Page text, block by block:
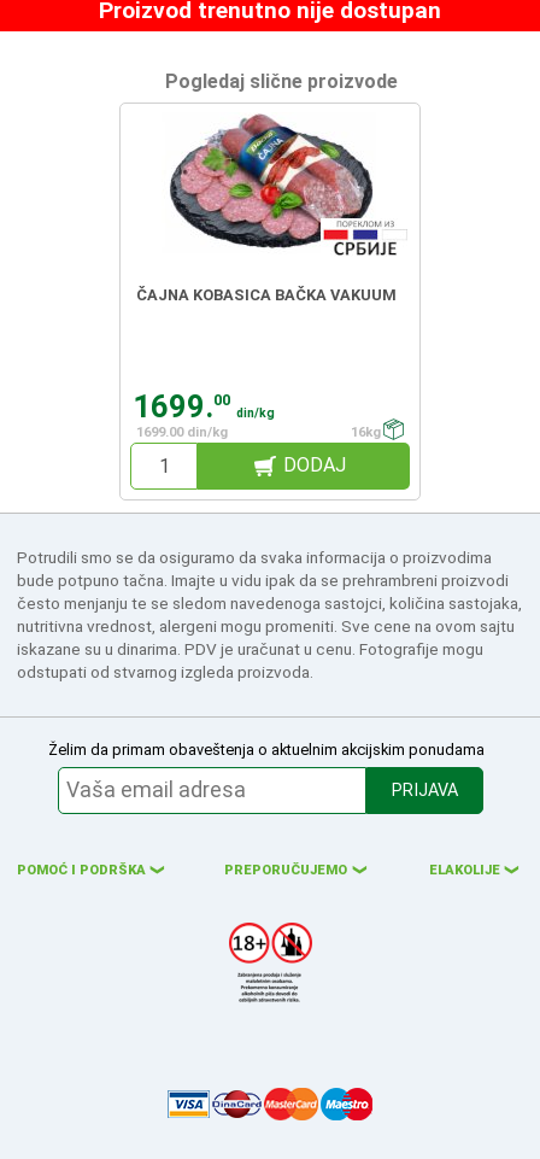
Proizvod trenutno nije dostupan
Pogledaj slične proizvode
ČAJNA KOBASICA BAČKA VAKUUM
1699.00
din/kg
1699.00 din/kg
16kg
DODAJ
Potrudili smo se da osiguramo da svaka informacija o proizvodima
bude potpuno tačna. Imajte u vidu ipak da se prehrambreni proizvodi
često menjanju te se sledom navedenoga sastojci, količina sastojaka,
nutritivna vrednost, alergeni mogu promeniti. Sve cene na ovom sajtu
iskazane su u dinarima. PDV je uračunat u cenu. Fotografije mogu
odstupati od stvarnog izgleda proizvoda.
Želim da primam obaveštenja o aktuelnim akcijskim ponudama
PRIJAVA
POMOĆ I PODRŠKA ❮ PREPORUČUJEMO ❮ ELAKOLIJE ❮